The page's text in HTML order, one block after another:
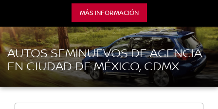
MÁS INFORMACIÓN
AUTOS SEMINUEVOS DE AGENCIA
EN CIUDAD DE MÉXICO, CDMX